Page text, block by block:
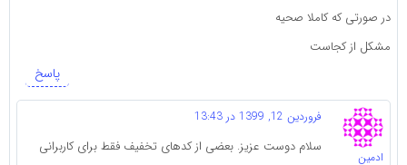
در صورتی که کاملا صحیه
مشکل از کجاست
پاسخ
ادمین
فروردین 12, 1399 در 13:43
سلام دوست عزیز. بعضی از کدهای تخفیف فقط برای کاربرانی